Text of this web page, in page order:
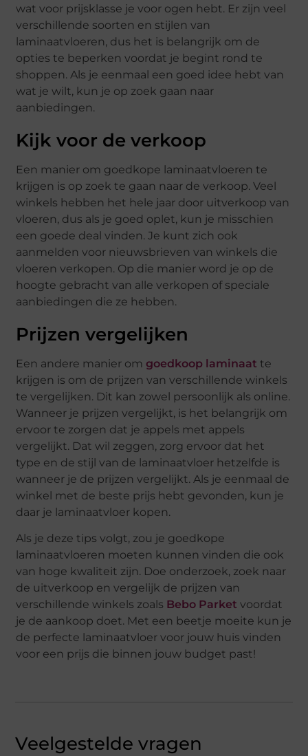
wat voor prijsklasse je voor ogen hebt. Er zijn veel
verschillende soorten en stijlen van
laminaatvloeren, dus het is belangrijk om de
opties te beperken voordat je begint rond te
shoppen. Als je eenmaal een goed idee hebt van
wat je wilt, kun je op zoek gaan naar
aanbiedingen.
Kijk voor de verkoop
Een manier om goedkope laminaatvloeren te
krijgen is op zoek te gaan naar de verkoop. Veel
winkels hebben het hele jaar door uitverkoop van
vloeren, dus als je goed oplet, kun je misschien
een goede deal vinden. Je kunt zich ook
aanmelden voor nieuwsbrieven van winkels die
vloeren verkopen. Op die manier word je op de
hoogte gebracht van alle verkopen of speciale
aanbiedingen die ze hebben.
Prijzen vergelijken
Een andere manier omgoedkoop laminaat te
krijgen is om de prijzen van verschillende winkels
te vergelijken. Dit kan zowel persoonlijk als online.
Wanneer je prijzen vergelijkt, is het belangrijk om
ervoor te zorgen dat je appels met appels
vergelijkt. Dat wil zeggen, zorg ervoor dat het
type en de stijl van de laminaatvloer hetzelfde is
wanneer je de prijzen vergelijkt. Als je eenmaal de
winkel met de beste prijs hebt gevonden, kun je
daar je laminaatvloer kopen.
Als je deze tips volgt, zou je goedkope
laminaatvloeren moeten kunnen vinden die ook
van hoge kwaliteit zijn. Doe onderzoek, zoek naar
de uitverkoop en vergelijk de prijzen van
verschillende winkels zoals Bebo Parket voordat
je de aankoop doet. Met een beetje moeite kun je
de perfecte laminaatvloer voor jouw huis vinden
voor een prijs die binnen jouw budget past!
Veelgestelde vragen